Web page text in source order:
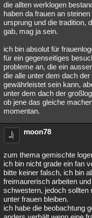
die allten werklogen
haben da frauen an
ursprung und die tradition,
gab, mag ja sein.
ich bin absolut für
für ein gegenseitiges
probleme an, die ein
die alle unter dem dach
gewährleistet sein kann,
unter dem dach der
ob jene das gleiche
momentan.
moon78
zum thema gemischte
ich bin nicht grade ein fan
bitte keiner falsch, ich bin
freimaurerisch arbeiten
schwestern, jedoch sollten
unter frauen bleiben.
ich habe die beobachtung